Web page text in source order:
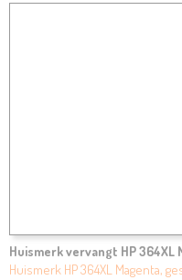
Huismerk vervangt HP 364XL
Huismerk HP 364XL Magenta,